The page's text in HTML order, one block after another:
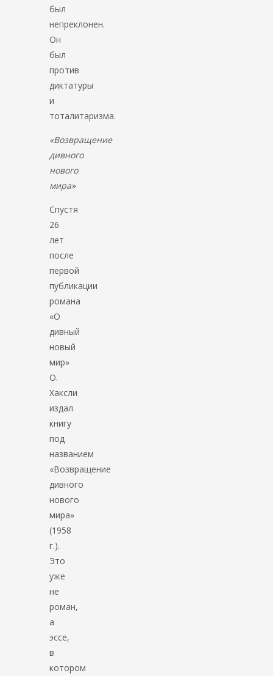
был
непреклонен.
Он
был
против
диктатуры
и
тоталитаризма.
«Возвращение
дивного
нового
мира»
Спустя
26
лет
после
первой
публикации
романа
«О
дивный
новый
мир»
О.
Хаксли
издал
книгу
под
названием
«Возвращение
дивного
нового
мира»
(1958
г.).
Это
уже
не
роман,
а
эссе,
в
котором